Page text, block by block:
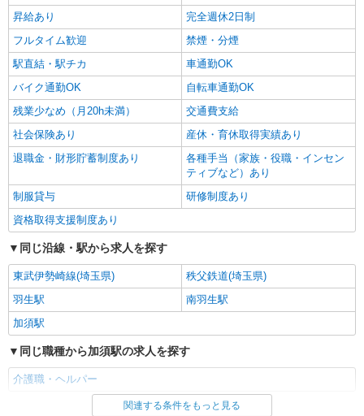
昇給あり
完全週休2日制
フルタイム歓迎
禁煙・分煙
駅直結・駅チカ
車通勤OK
バイク通勤OK
自転車通勤OK
残業少なめ（月20h未満）
交通費支給
社会保険あり
産休・育休取得実績あり
退職金・財形貯蓄制度あり
各種手当（家族・役職・インセン
ティブなど）あり
制服貸与
研修制度あり
資格取得支援制度あり
同じ沿線・駅から求人を探す
東武伊勢崎線(埼玉県)
秩父鉄道(埼玉県)
羽生駅
南羽生駅
加須駅
同じ職種から加須駅の求人を探す
介護職・ヘルパー
同じ雇用形態から加須駅の求人を探す
関連する条件をもっと見る